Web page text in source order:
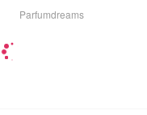
Parfumdreams